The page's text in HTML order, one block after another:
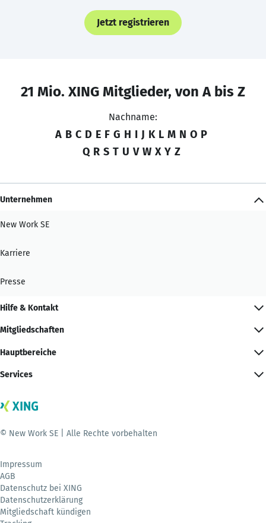
Jetzt registrieren
21 Mio. XING Mitglieder, von A bis Z
Nachname:
A B C D E F G H I J K L M N O P
Q R S T U V W X Y Z
Unternehmen
New Work SE
Karriere
Presse
Hilfe & Kontakt
Mitgliedschaften
Hauptbereiche
Services
© New Work SE | Alle Rechte vorbehalten
Impressum
AGB
Datenschutz bei XING
Datenschutzerklärung
Mitgliedschaft kündigen